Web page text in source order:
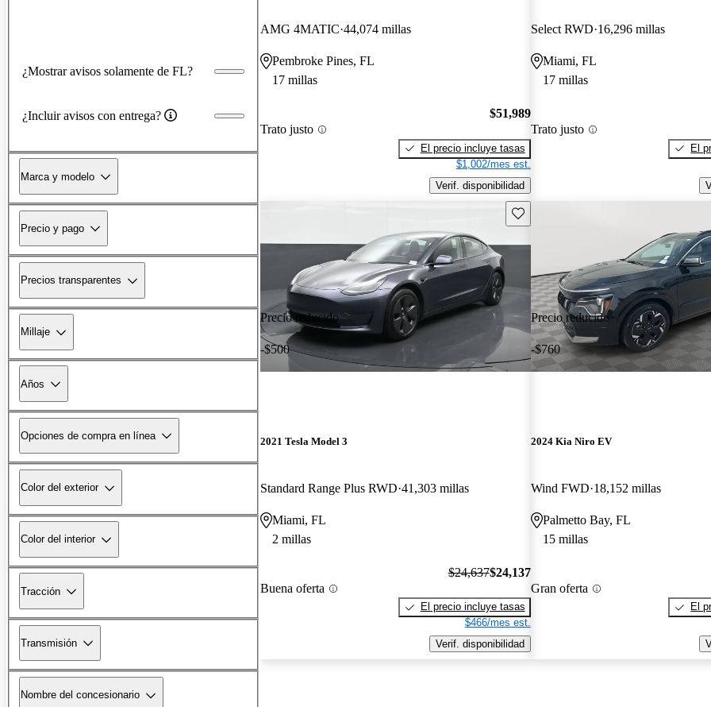
¿Mostrar avisos solamente de FL?
¿Incluir avisos con entrega?
Marca y modelo
Precio y pago
Precios transparentes
Millaje
Años
Opciones de compra en línea
Color del exterior
Color del interior
Tracción
Transmisión
Nombre del concesionario
AMG 4MATIC 44,074 millas
Pembroke Pines, FL
17 millas
Trato justo
$51,989
El precio incluye tasas
$1,002/mes est.
Verif. disponibilidad
Select RWD 16,296 millas
Miami, FL
17 millas
Trato justo
El
Precio reducido
-$500
Guarda este Aviso
2021 Tesla Model 3
Standard Range Plus RWD 41,303 millas
Miami, FL
2 millas
Buena oferta
$24,637$24,137
El precio incluye tasas
$466/mes est.
Verif. disponibilidad
Precio reducido
-$760
2024 Kia Niro EV
Wind FWD 18,152 millas
Palmetto Bay, FL
15 millas
Gran oferta
El